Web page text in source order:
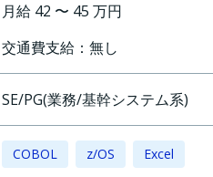
月給 42 〜 45 万円
交通費支給： 無し
SE/PG(業務/基幹システム系)
COBOL z/OS Excel